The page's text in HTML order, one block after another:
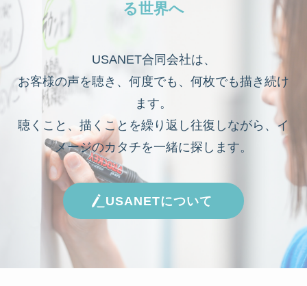
る世界へ
USANET合同会社は、
お客様の声を聴き、何度でも、何枚でも描き続け
ます。
聴くこと、描くことを繰り返し往復しながら、イ
メージのカタチを一緒に探します。
USANETについて